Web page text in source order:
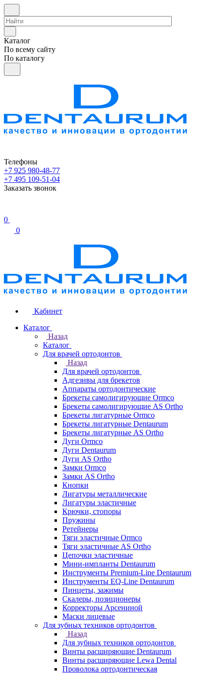
Каталог
По всему сайту
По каталогу
Телефоны
+7 925 980-48-77
+7 495 109-51-04
Заказать звонок
0
0
Кабинет
Каталог
Назад
Каталог
Для врачей ортодонтов
Назад
Для врачей ортодонтов
Адгезивы для брекетов
Аппараты ортодонтические
Брекеты самолигирующие Ormco
Брекеты самолигирующие AS Ortho
Брекеты лигатурные Ormco
Брекеты лигатурные Dentaurum
Брекеты лигатурные AS Ortho
Дуги Ormco
Дуги Dentaurum
Дуги AS Ortho
Замки Ormco
Замки AS Ortho
Кнопки
Лигатуры металлические
Лигатуры эластичные
Крючки, стопоры
Пружины
Ретейнеры
Тяги эластичные Ormco
Тяги эластичные AS Ortho
Цепочки эластичные
Мини-импланты Dentaurum
Инструменты Premium-Line Dentaurum
Инструменты EQ-Line Dentaurum
Пинцеты, зажимы
Скалеры, позиционеры
Корректоры Арсениной
Маски лицевые
Для зубных техников ортодонтов
Назад
Для зубных техников ортодонтов
Винты расширяющие Dentaurum
Винты расширяющие Lewa Dental
Проволока ортодонтическая